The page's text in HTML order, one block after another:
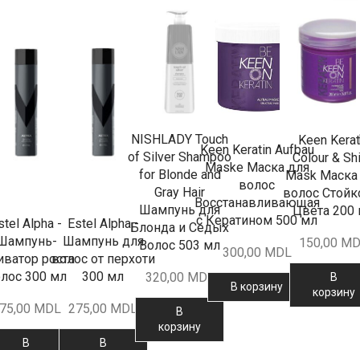
Alpha -
роста
300 мл
MDL
В
Estel Alpha -
Шампунь для
волос от перхоти
300 мл
275,00 MDL
В
NISHLADY Touch
of Silver Shampoo
for Blonde and
Gray Hair
Шампунь для
Блонда и Седых
Волос 503 мл
320,00 MDL
В
корзину
Keen Keratin Aufbau
Maske Маска для
волос
Восстанавливающая
с Кератином 500 мл
300,00 MDL
В корзину
Keen
Colour &
Mask
волос
Цвета 200
150,00
В
корзину